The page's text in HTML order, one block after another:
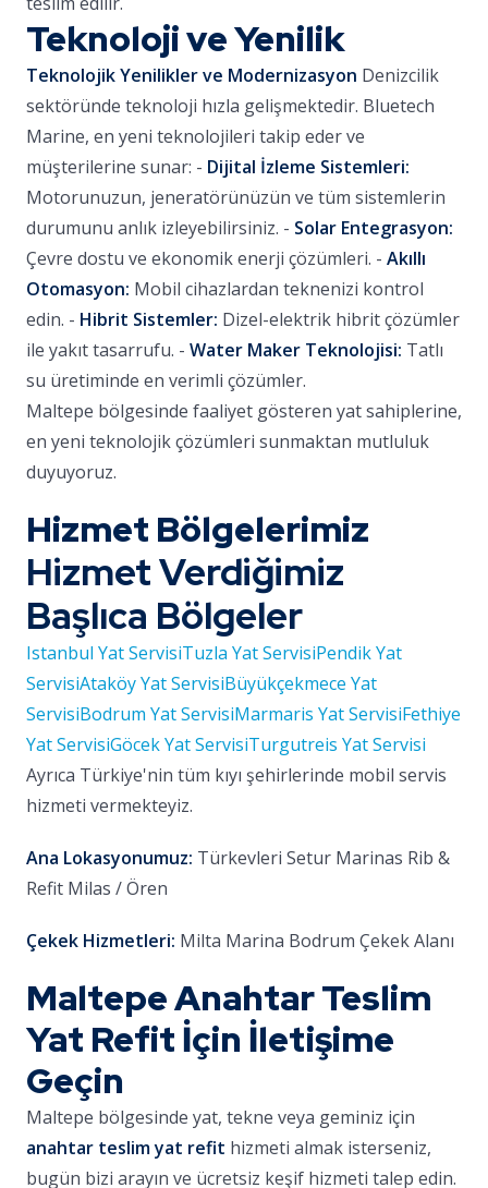
Teknoloji ve Yenilik
Teknolojik Yenilikler ve Modernizasyon Denizcilik
sektöründe teknoloji hızla gelişmektedir. Bluetech
Marine, en yeni teknolojileri takip eder ve
müşterilerine sunar: - Dijital İzleme Sistemleri:
Motorunuzun, jeneratörünüzün ve tüm sistemlerin
durumunu anlık izleyebilirsiniz. - Solar Entegrasyon:
Çevre dostu ve ekonomik enerji çözümleri. - Akıllı
Otomasyon: Mobil cihazlardan teknenizi kontrol
edin. - Hibrit Sistemler: Dizel-elektrik hibrit çözümler
ile yakıt tasarrufu. - Water Maker Teknolojisi: Tatlı
su üretiminde en verimli çözümler.
Maltepe bölgesinde faaliyet gösteren yat sahiplerine,
en yeni teknolojik çözümleri sunmaktan mutluluk
duyuyoruz.
Hizmet Bölgelerimiz
Hizmet Verdiğimiz
Başlıca Bölgeler
Istanbul Yat ServisiTuzla Yat ServisiPendik Yat
ServisiAtaköy Yat ServisiBüyükçekmece Yat
ServisiBodrum Yat ServisiMarmaris Yat ServisiFethiye
Yat ServisiGöcek Yat ServisiTurgutreis Yat Servisi
Ayrıca Türkiye'nin tüm kıyı şehirlerinde mobil servis
hizmeti vermekteyiz.
Ana Lokasyonumuz: Türkevleri Setur Marinas Rib &
Refit Milas / Ören
Çekek Hizmetleri: Milta Marina Bodrum Çekek Alanı
Maltepe Anahtar Teslim
Yat Refit İçin İletişime
Geçin
Maltepe bölgesinde yat, tekne veya geminiz için
anahtar teslim yat refit hizmeti almak isterseniz,
bugün bizi arayın ve ücretsiz keşif hizmeti talep edin.